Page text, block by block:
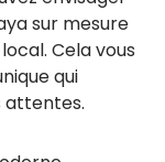
sur mesure
Cela vous
qui
attentes.